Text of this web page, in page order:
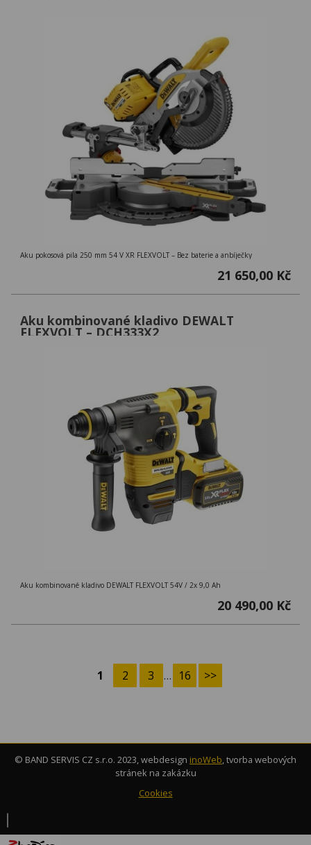
Aku pokosová pila 250 mm 54 V XR FLEXVOLT – Bez baterie a anbíječky
21 650,00 Kč
Aku kombinované kladivo DEWALT
FLEXVOLT – DCH333X2
Aku kombinované kladivo DEWALT FLEXVOLT 54V / 2x 9,0 Ah
20 490,00 Kč
1 2 3 … 16 >>
© BAND SERVIS CZ s.r.o. 2023, webdesign inoWeb, tvorba webových
stránek na zakázku
Cookies